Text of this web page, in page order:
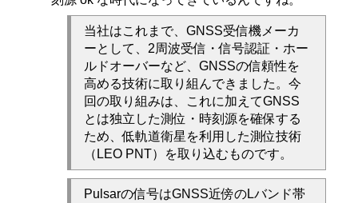
当社はこれまで、GNSS受信機メーカ
ーとして、2周波受信・信号認証・ホー
ルドオーバーなど、GNSSの信頼性を
高める技術に取り組んできました。今
回の取り組みは、これに加えてGNSS
とは独立した測位・時刻源を確保する
ため、低軌道衛星を利用した測位技術
（LEO PNT）を取り込むものです。
Pulsarの信号はGNSS近傍のLバンド帯